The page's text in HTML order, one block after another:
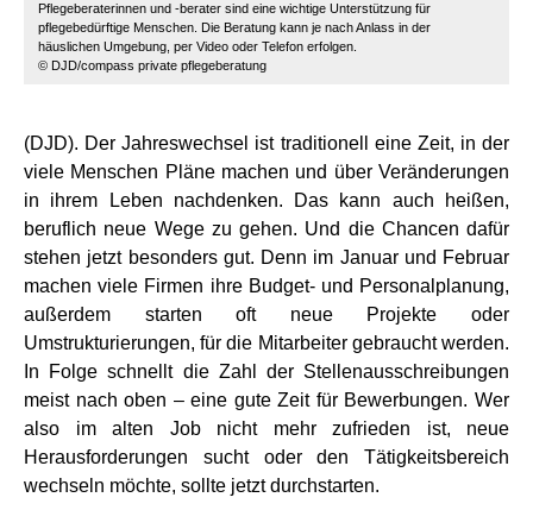
Pflegeberaterinnen und -berater sind eine wichtige Unterstützung für
pflegebedürftige Menschen. Die Beratung kann je nach Anlass in der
häuslichen Umgebung, per Video oder Telefon erfolgen.
© DJD/compass private pflegeberatung
(DJD). Der Jahreswechsel ist traditionell eine Zeit, in der
viele Menschen Pläne machen und über Veränderungen
in ihrem Leben nachdenken. Das kann auch heißen,
beruflich neue Wege zu gehen. Und die Chancen dafür
stehen jetzt besonders gut. Denn im Januar und Februar
machen viele Firmen ihre Budget- und Personalplanung,
außerdem starten oft neue Projekte oder
Umstrukturierungen, für die Mitarbeiter gebraucht werden.
In Folge schnellt die Zahl der Stellenausschreibungen
meist nach oben – eine gute Zeit für Bewerbungen. Wer
also im alten Job nicht mehr zufrieden ist, neue
Herausforderungen sucht oder den Tätigkeitsbereich
wechseln möchte, sollte jetzt durchstarten.